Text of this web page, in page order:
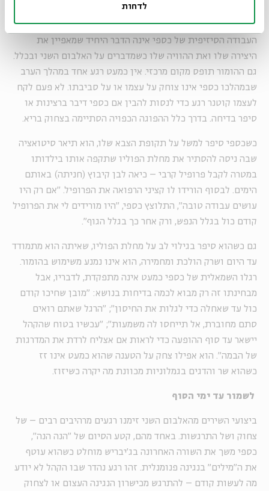
לדחות
העבודה הסיזיפית של כספי אינה הדבר היחיד שמאפיין את
היצירה שלו ואת ההוויה שלו כשמדברים על האלבום השני ובכלל.
גם ההומור תופס מקום מרכזי. אין כמעט רגע אחד במהלך הערב
שבמהלכו כספי אינו צוחק על עצמו או על סביבתו. לא פעם לקח
לעצמו קוטנר רגע כדי לנסות להבין אם כספי דיבר ברצינות או
סיפר בדיחה. בדרך כלל ההפוגה הכפויה הסתיימה בצחוק בריא.
כשכספי סיפר למשל על תקופת הצבא שלו, הוא תיאר סיטואציה
שבה ניסה להסתיר את מחלת הפוליו שתקפה אותו בילדותו
במטרה לקבל פרופיל קרבי – כיאה לבן קיבוץ (חניתה) באותם
הימים. לבסוף הורידו לו קציני הרפואה את הפרופיל. "אם רק היו
עושים עבודה טובה", התלוצץ כספי, "היו מורידים לי את הפרופיל
קודם כול בגלל הנפש, ורק אחר כך בגלל הגוף".
גם כשהוא סיפר בגילוי לב על מחלת הפוליו, שאיתה הוא מתמודד
עד היום ושרק הולכת ומחמירה, הוא אינו נמנע משימוש בהומור.
רגלו השמאלית של כספי כמעט אינה מתפקדת, לדבריו, אבל
מבחינתו זה רק מבוא לכמה בדיחות בנושא: "מובן שחיכו קודם
כול עד שאחלה כדי לגלות את החיסון"; "הרגל שאתם רואים
סתם מחוברת, אל תייחסו לה משמעות"; "עכשיו בטוח שהקהל
יישאר עד סוף ההופעה כדי לראות אם אצליח לרדת את המדרגות
של הבמה". הוא אפילו צחק על הטענה שהוא כמעט אינו זז
כשהוא שר והדגים בגמלוניות מכוונת מה יקרה כשיזוז.
לשמור עד ימי הסוף
ביצועי השירים מהאלבום השני זימנו רגעים מרהיבים רבים – של
צחוק ושל התרגשות. באחד מהם, קטע הסיום של "הנה הנה",
כספי משך את השורה האחרונה בג'יבריש מוחלט כשהוא עוטף
את ה"מילים" בנגינה פנומנלית. זהו רגע נהדר שבו הקהל לא יודע
מה לעשות קודם – להתרגש מכישרון הנגינה העצום או לצחוק